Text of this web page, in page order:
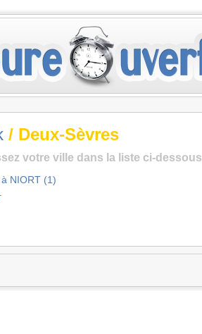
/ Deux-Sèvres
votre ville dans la liste ci-dessous
NIORT (1)